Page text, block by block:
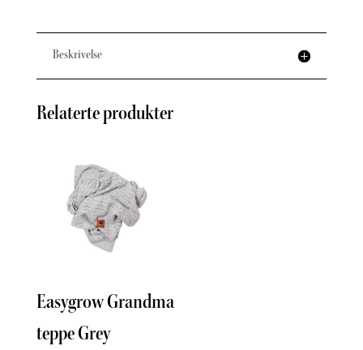
Beskrivelse
Relaterte produkter
Easygrow Grandma
teppe Grey